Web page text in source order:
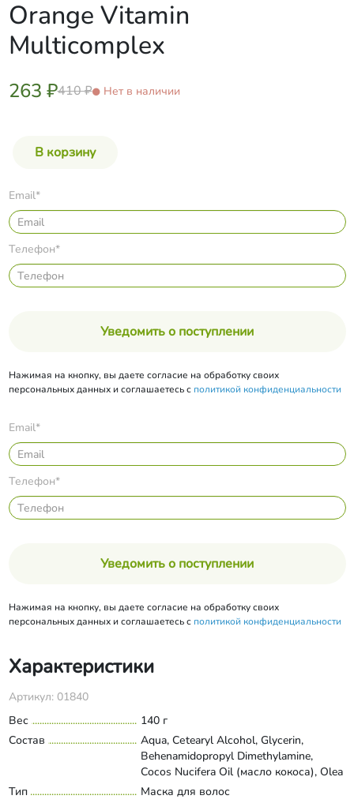
Orange Vitamin
Multicomplex
263 ₽410 ₽ Нет в наличии
Email*
Телефон*
Уведомить о поступлении
Нажимая на кнопку, вы даете согласие на обработку своих
персональных данных и соглашаетесь с политикой конфиденциальности
Email*
Телефон*
Уведомить о поступлении
Нажимая на кнопку, вы даете согласие на обработку своих
персональных данных и соглашаетесь с политикой конфиденциальности
Характеристики
Артикул: 01840
Вес
140 г
Состав
Aqua, Cеtearyl Alcohol, Glycerin,
Behenamidopropyl Dimethylamine,
Cocos Nucifera Oil (масло кокоса), Olea
Europaea Fruit Oil (масло оливковое),
Развернуть состав
Тип
Маска для волос